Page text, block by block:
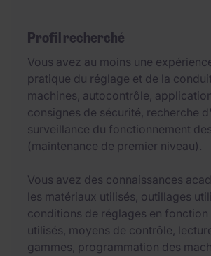
Profil recherché
Vous avez au moins une
pratique du réglage et de la
machines, autocontrôle,
consignes de sécurité, recherche
surveillance du fonctionnement
(maintenance de premier niveau).
Vous avez des connaissances
les matériaux utilisés, outillages
conditions de réglages en fonction
utilisés, moyens de contrôle,
gammes, programmation des